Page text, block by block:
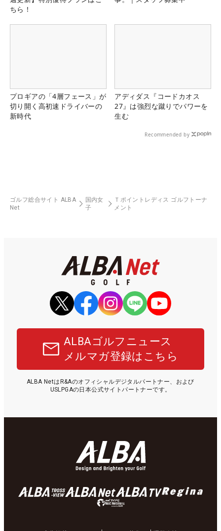
ちら！
プロギアの「4層フェース」が
切り開く高初速ドライバーの
新時代
アディダス『コードカオス
27』は強烈な蹴りでパワーを
生む
Recommended by
ゴルフ総合サイト ALBA
Net
国内女
子
Ｔポイントレディス ゴルフトーナ
メント
ALBAゴルフニュース
メルマガ登録はこちら
ALBA NetはR&Aのオフィシャルデジタルパートナー、および
USLPGAの日本公式サイトパートナーです。